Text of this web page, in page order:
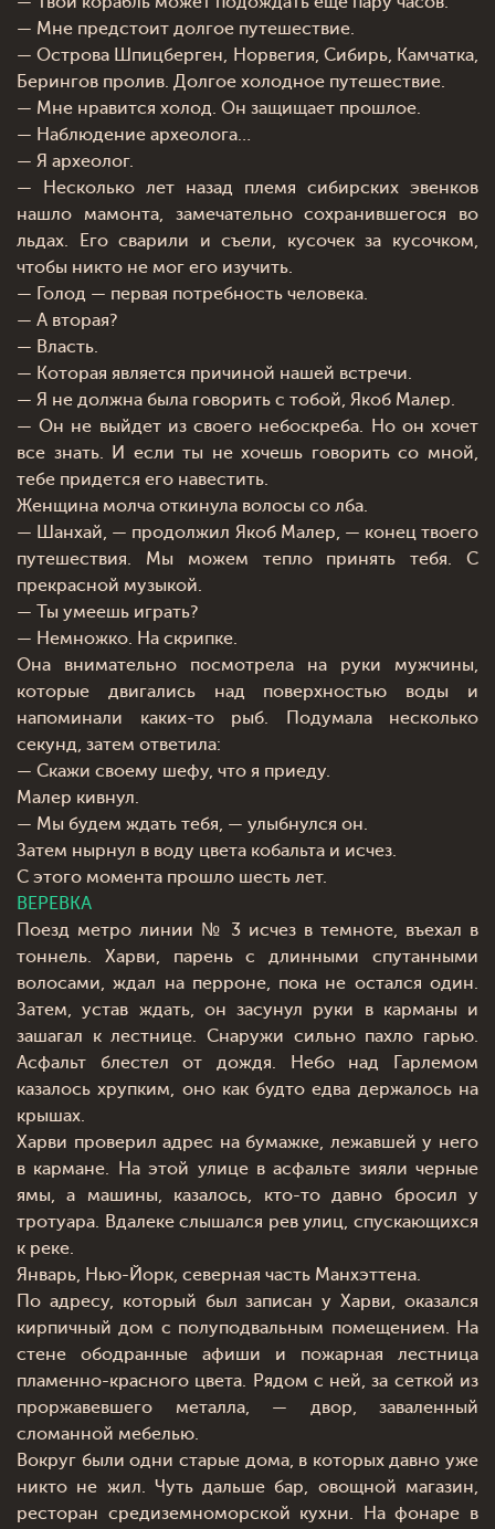
— Мне предстоит долгое путешествие.
— Острова Шпицберген, Норвегия, Сибирь, Камчатка,
Берингов пролив. Долгое холодное путешествие.
— Мне нравится холод. Он защищает прошлое.
— Наблюдение археолога…
— Я археолог.
— Несколько лет назад племя сибирских эвенков
нашло мамонта, замечательно сохранившегося во
льдах. Его сварили и съели, кусочек за кусочком,
чтобы никто не мог его изучить.
— Голод — первая потребность человека.
— А вторая?
— Власть.
— Которая является причиной нашей встречи.
— Я не должна была говорить с тобой, Якоб Малер.
— Он не выйдет из своего небоскреба. Но он хочет
все знать. И если ты не хочешь говорить со мной,
тебе придется его навестить.
Женщина молча откинула волосы со лба.
— Шанхай, — продолжил Якоб Малер, — конец твоего
путешествия. Мы можем тепло принять тебя. С
прекрасной музыкой.
— Ты умеешь играть?
— Немножко. На скрипке.
Она внимательно посмотрела на руки мужчины,
которые двигались над поверхностью воды и
напоминали каких-то рыб. Подумала несколько
секунд, затем ответила:
— Скажи своему шефу, что я приеду.
Малер кивнул.
— Мы будем ждать тебя, — улыбнулся он.
Затем нырнул в воду цвета кобальта и исчез.
С этого момента прошло шесть лет.
ВЕРЕВКА
Поезд метро линии № 3 исчез в темноте, въехал в
тоннель. Харви, парень с длинными спутанными
волосами, ждал на перроне, пока не остался один.
Затем, устав ждать, он засунул руки в карманы и
зашагал к лестнице. Снаружи сильно пахло гарью.
Асфальт блестел от дождя. Небо над Гарлемом
казалось хрупким, оно как будто едва держалось на
крышах.
Харви проверил адрес на бумажке, лежавшей у него
в кармане. На этой улице в асфальте зияли черные
ямы, а машины, казалось, кто-то давно бросил у
тротуара. Вдалеке слышался рев улиц, спускающихся
к реке.
Январь, Нью-Йорк, северная часть Манхэттена.
По адресу, который был записан у Харви, оказался
кирпичный дом с полуподвальным помещением. На
стене ободранные афиши и пожарная лестница
пламенно-красного цвета. Рядом с ней, за сеткой из
проржавевшего металла, — двор, заваленный
сломанной мебелью.
Вокруг были одни старые дома, в которых давно уже
никто не жил. Чуть дальше бар, овощной магазин,
ресторан средиземноморской кухни. На фонаре в